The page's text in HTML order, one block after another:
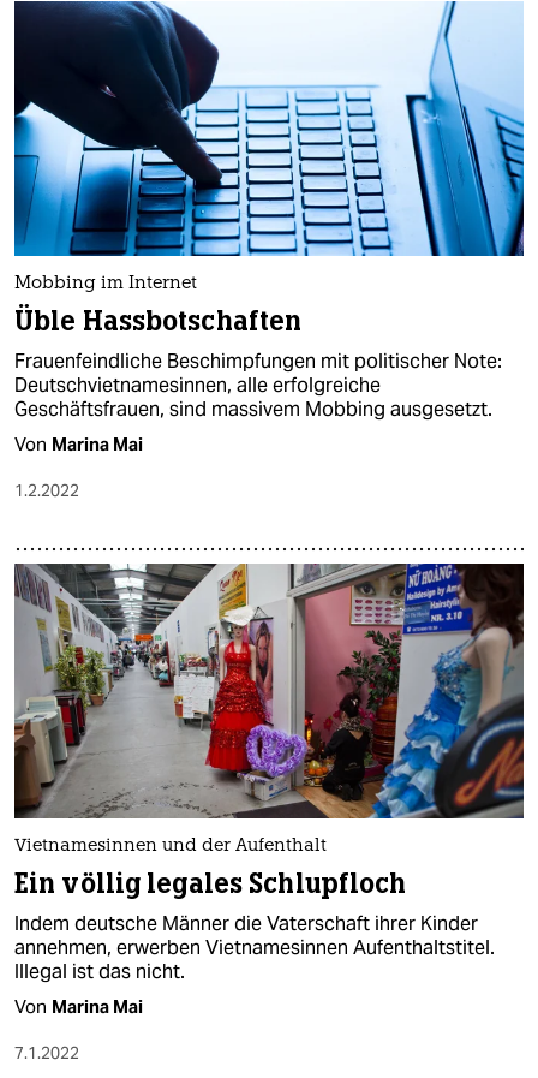
Mobbing im Internet
Üble Hassbotschaften
Frauenfeindliche Beschimpfungen mit politischer Note:
Deutschvietnamesinnen, alle erfolgreiche
Geschäftsfrauen, sind massivem Mobbing ausgesetzt.
Von Marina Mai
1.2.2022
Vietnamesinnen und der Aufenthalt
Ein völlig legales Schlupfloch
Indem deutsche Männer die Vaterschaft ihrer Kinder
annehmen, erwerben Vietnamesinnen Aufenthaltstitel.
Illegal ist das nicht.
Von Marina Mai
7.1.2022